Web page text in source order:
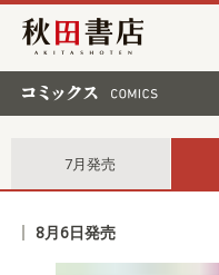
秋田書店
7月発売
8月6日発売